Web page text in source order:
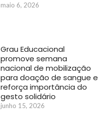
maio 6, 2026
Grau Educacional
promove semana
nacional de mobilização
para doação de sangue e
reforça importância do
gesto solidário
junho 15, 2026